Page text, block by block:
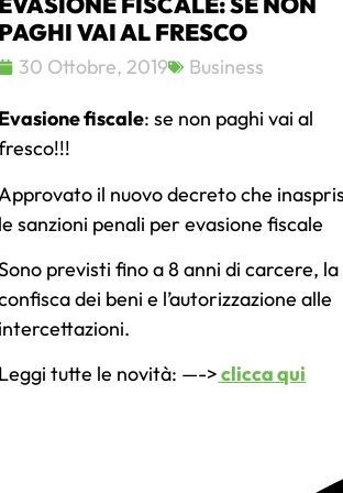
PAGHI VAI AL FRESCO
30 Ottobre, 2019 Business
Evasione fiscale: se non paghi vai al
Approvato il nuovo decreto che
le sanzioni penali per evasione fiscale
previsti fino a 8 anni di carcere, la
dei beni e l’autorizzazione alle
intercettazioni.
Leggi tutte le novità: —->clicca qui